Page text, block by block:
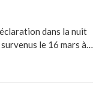
dans la nuit
le 16 mars à…